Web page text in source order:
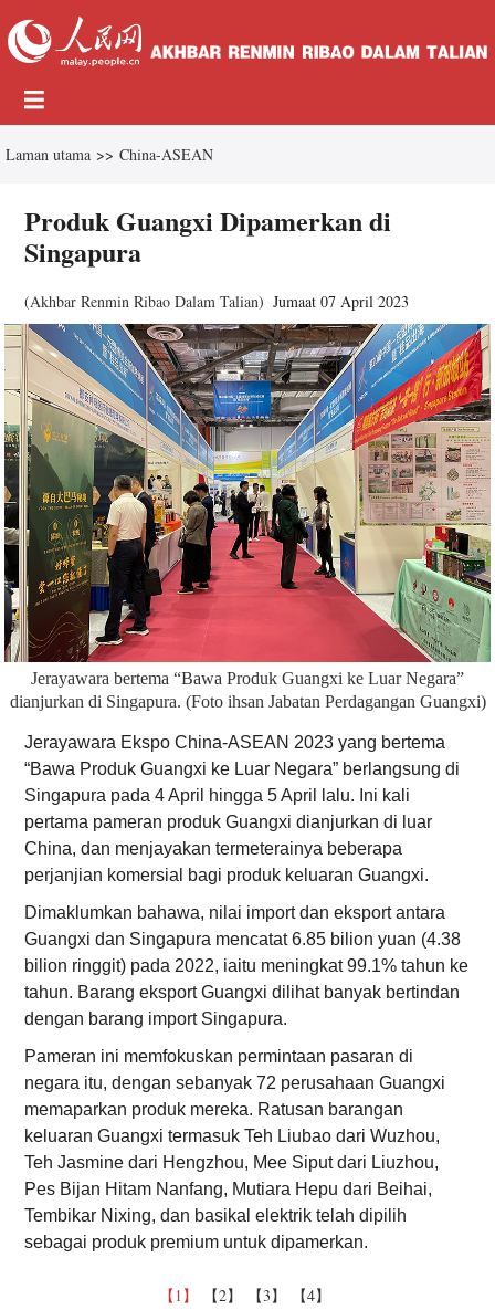
Laman utama >> China-ASEAN
Produk Guangxi Dipamerkan di
Singapura
(Akhbar Renmin Ribao Dalam Talian) Jumaat 07 April 2023
Jerayawara bertema “Bawa Produk Guangxi ke Luar Negara”
dianjurkan di Singapura. (Foto ihsan Jabatan Perdagangan Guangxi)
Jerayawara Ekspo China-ASEAN 2023 yang bertema
“Bawa Produk Guangxi ke Luar Negara” berlangsung di
Singapura pada 4 April hingga 5 April lalu. Ini kali
pertama pameran produk Guangxi dianjurkan di luar
China, dan menjayakan termeterainya beberapa
perjanjian komersial bagi produk keluaran Guangxi.
Dimaklumkan bahawa, nilai import dan eksport antara
Guangxi dan Singapura mencatat 6.85 bilion yuan (4.38
bilion ringgit) pada 2022, iaitu meningkat 99.1% tahun ke
tahun. Barang eksport Guangxi dilihat banyak bertindan
dengan barang import Singapura.
Pameran ini memfokuskan permintaan pasaran di
negara itu, dengan sebanyak 72 perusahaan Guangxi
memaparkan produk mereka. Ratusan barangan
keluaran Guangxi termasuk Teh Liubao dari Wuzhou,
Teh Jasmine dari Hengzhou, Mee Siput dari Liuzhou,
Pes Bijan Hitam Nanfang, Mutiara Hepu dari Beihai,
Tembikar Nixing, dan basikal elektrik telah dipilih
sebagai produk premium untuk dipamerkan.
【1】 【2】 【3】 【4】